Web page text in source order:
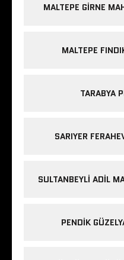
MALTEPE GIRNE
MALTEPE
TARABYA
SARIYER
SULTANBEYLI ADIL
PENDIK